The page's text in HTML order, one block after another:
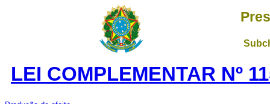
LEI COMPLEMENTAR Nº